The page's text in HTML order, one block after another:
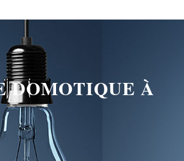
DOMOTIQUE À